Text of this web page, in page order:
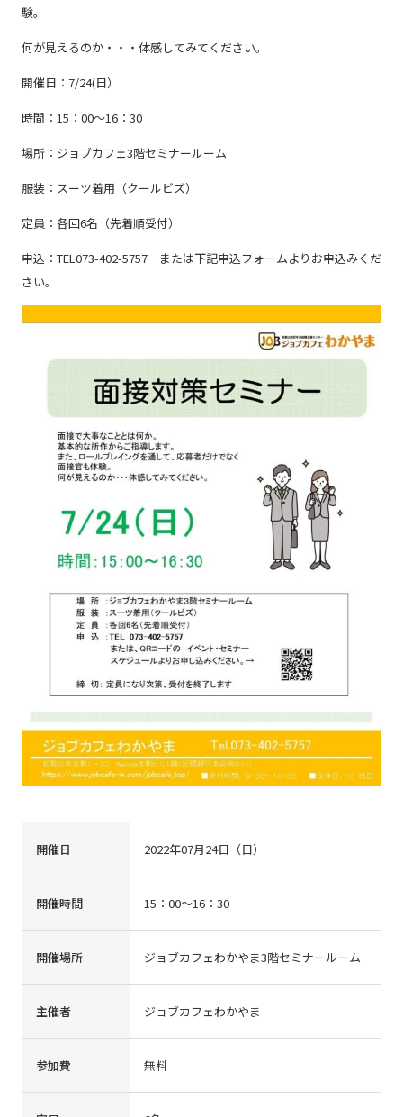
会社概要
お知らせ
コンプライアンス基本方針
個人情報の取扱について
派遣事業者行動指針
験。
何が見えるのか・・・体感してみてください。
開催日：7/24(日）
時間：15：00～16：30
場所：ジョブカフェ3階セミナールーム
服装：スーツ着用（クールビズ）
定員：各回6名（先着順受付）
申込：TEL073-402-5757 または下記申込フォームよりお申込みくだ
さい。
開催日 2022年07月24日（日）
開催時間 15：00～16：30
開催場所 ジョブカフェわかやま3階セミナールーム
主催者 ジョブカフェわかやま
参加費 無料